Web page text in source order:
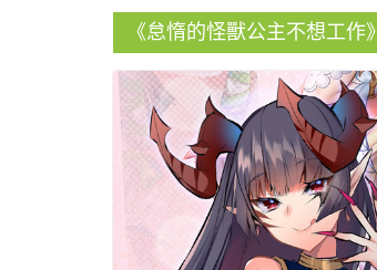
《怠惰的怪獸公主不想工作》